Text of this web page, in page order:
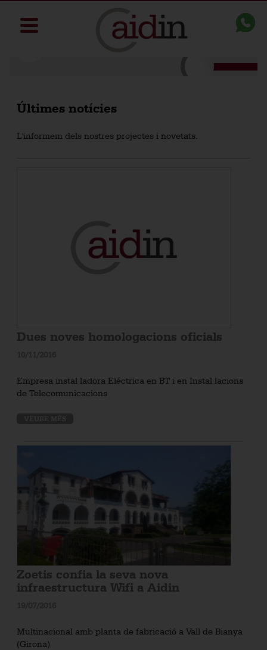
Últimes notícies
L'informem dels nostres projectes i novetats.
Dues noves homologacions oficials
Empresa instal·ladora Eléctrica en BT i en Instal·lacions
de Telecomunicacions
Zoetis confia la seva nova
infraestructura Wifi a Aidin
Multinacional amb planta de fabricació a Vall de Bianya
(Girona)